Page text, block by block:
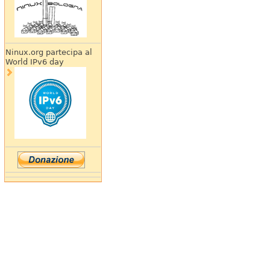
Ninux.org partecipa al
World IPv6 day